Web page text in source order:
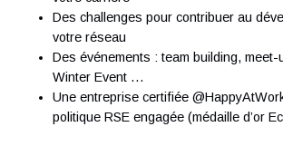
intervenant dans les domaines suivants
Conseil en organisation et
Ingénierie Industrielle
Management des systèmes
En rejoignant nos équipes vous